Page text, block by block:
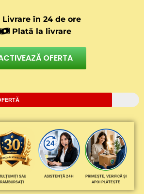
Livrare în 24 de ore
Plată la livrare
OFERTA
SAU
RAMBURSAȚI
ASISTENȚĂ 24H
PRIMEȘTE, VERIFICĂ ȘI
APOI PLĂTEȘTE